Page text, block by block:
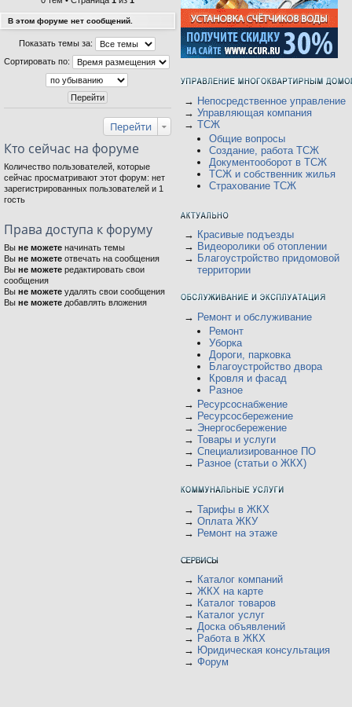
В этом форуме нет сообщений.
Показать темы за:
Сортировать по:
Перейти
Кто сейчас на форуме
Количество пользователей, которые
сейчас просматривают этот форум: нет
зарегистрированных пользователей и 1
гость
Права доступа к форуму
Вы не можете начинать темы
Вы не можете отвечать на сообщения
Вы не можете редактировать свои
сообщения
Вы не можете удалять свои сообщения
Вы не можете добавлять вложения
→ Непосредственное управление
→ Управляющая компания
→ ТСЖ
Общие вопросы
Создание, работа ТСЖ
Документооборот в ТСЖ
ТСЖ и собственник жилья
Страхование ТСЖ
→ Красивые подъезды
→ Видеоролики об отоплении
→ Благоустройство придомовой
территории
→ Ремонт и обслуживание
Ремонт
Уборка
Дороги, парковка
Благоустройство двора
Кровля и фасад
Разное
→ Ресурсоснабжение
→ Ресурсосбережение
→ Энергосбережение
→ Товары и услуги
→ Специализированное ПО
→ Разное (статьи о ЖКХ)
→ Тарифы в ЖКХ
→ Оплата ЖКУ
→ Ремонт на этаже
→ Каталог компаний
→ ЖКХ на карте
→ Каталог товаров
→ Каталог услуг
→ Доска объявлений
→ Работа в ЖКХ
→ Юридическая консультация
→ Форум